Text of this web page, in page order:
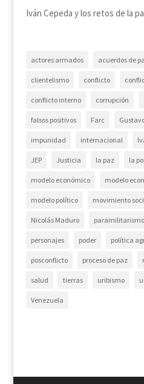
Iván Cepeda y los retos de la
actores armados acuerdos de
clientelismo conflicto
conflicto interno corrupción
falsos positivos Farc
impunidad internacional
JEP Justicia la paz la
modelo económico modelo
modelo político movimiento
Nicolás Maduro paramilitarismo
personajes poder política
posconflicto proceso de paz
salud tierras uribismo
Venezuela